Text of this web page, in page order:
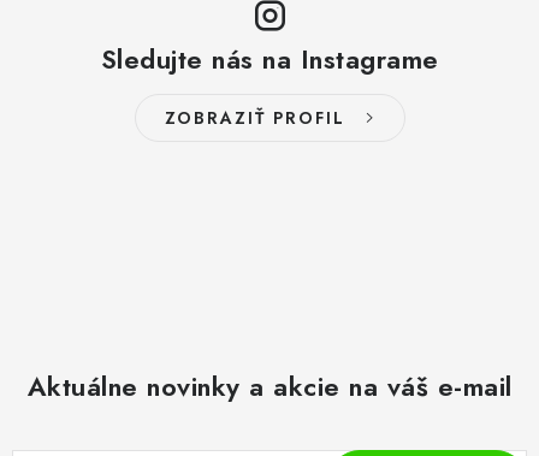
Sledujte nás na Instagrame
ZOBRAZIŤ PROFIL
Aktuálne novinky a akcie na váš e-mail